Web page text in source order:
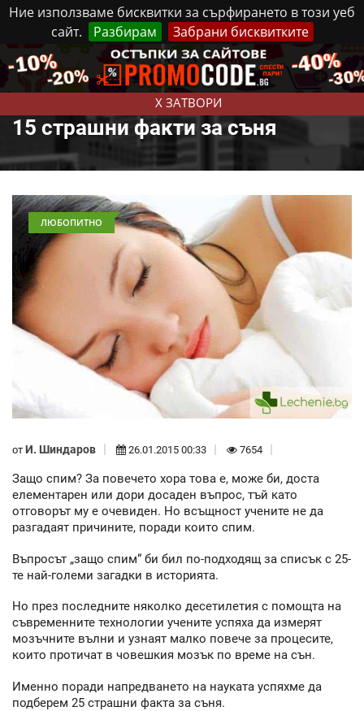
Ние използваме бисквитки за сърфирането в този уеб
сайт.
Разбирам Забрани бисквитките
X ЗАТВОРИ
Събота, 8 Август, 2026 Реклама Контакти
15 страшни факти за съня
ЛЮБОПИТНО
от И. Шиндаров 26.01.2015 00:33 7654
Защо спим? За повечето хора това е, може би, доста
елементарен или дори досаден въпрос, тъй като
отговорът му е очевиден. Но всъщност учените не да
разгадаят причините, поради които спим.
Въпросът „защо спим“ би бил по-подходящ за списък с 25-
те най-големи загадки в историята.
Но през последните няколко десетилетия с помощта на
съвременните технологии учените успяха да измерят
мозъчните вълни и узнаят малко повече за процесите,
които протичат в човешкия мозък по време на сън.
Именно поради напредването на науката успяхме да
подберем 25 страшни факта за съня.